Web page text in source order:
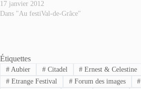
17 janvier 2012
Dans "Au festiVal-de-Grâce"
Étiquettes
#Aubier #Citadel # Ernest & Celestine
#Etrange Festival #Forum des images #